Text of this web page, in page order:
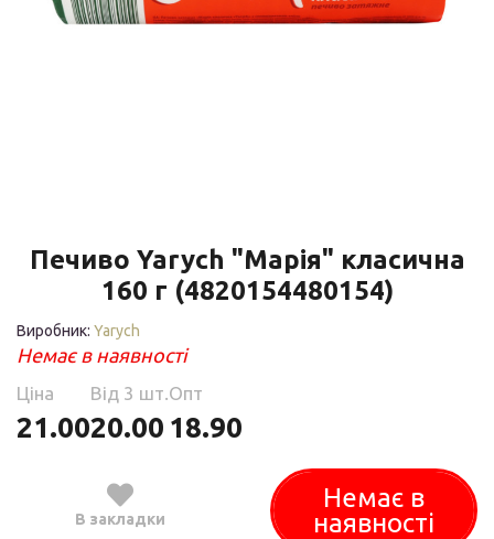
Печиво Yarych "Марія" класична
160 г (4820154480154)
Виробник: Yarych
Немає в наявності
Ціна
21.00
Від 3 шт.
20.00
Опт
18.90
В закладки
Немає в
наявності